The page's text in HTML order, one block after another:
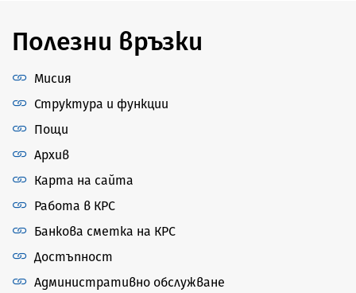
Полезни връзки
Мисия
Структура и функции
Пощи
Архив
Карта на сайта
Работа в КРС
Банкова сметка на КРС
Достъпност
Административно обслужване